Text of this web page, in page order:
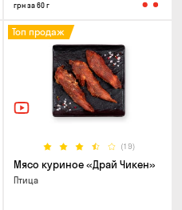
грн за 60 г
(19)
Топ продаж
Мясо куриное «Драй Чикен»
Птица